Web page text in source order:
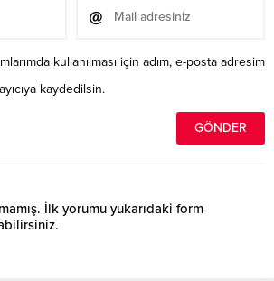
kullanılması için adım, e-posta adresim
kaydedilsin.
İlk yorumu yukarıdaki form